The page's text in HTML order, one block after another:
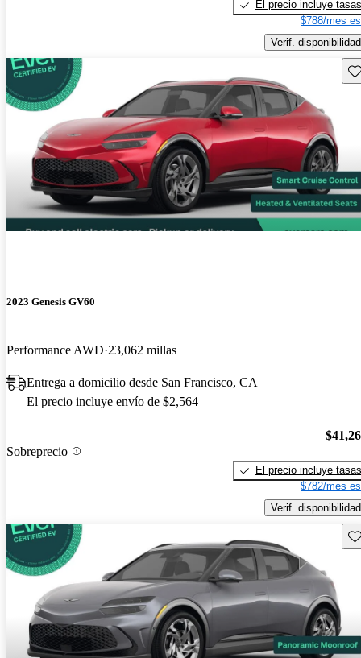
El precio incluye tasas
$788/mes
Verif. disponibilidad
2023 Genesis GV60
Performance AWD 23,062 millas
Entrega a domicilio desde San Francisco, CA
El precio incluye envío de $2,564
Sobreprecio
El precio incluye tasas
$782/mes
Verif. disponibilidad